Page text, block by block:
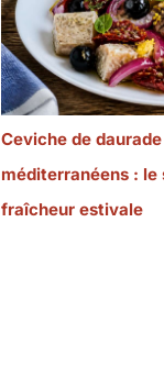
Ceviche de
méditerranéens : le
fraîcheur estivale